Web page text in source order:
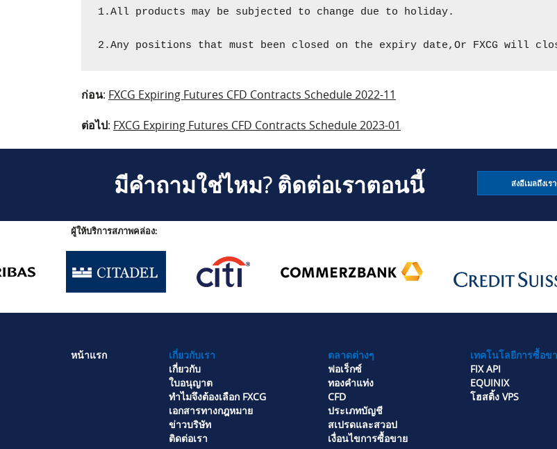
1.All products may be subjected to change due to holiday.
2.Any positions that must been closed on the expiry date,Or FXCG will
ก่อน: FXCG Expiring Futures CFD Contracts Schedule 2022-11
ต่อไป: FXCG Expiring Futures CFD Contracts Schedule 2023-01
มีคำถามใช่ไหม? ติดต่อเราตอนนี้ ส่งอีเมลถึงเร
ผู้ให้บริการสภาพคล่อง:
หน้าแรก
เกี่ยวกับเรา
เกี่ยวกับ
ใบอนุญาต
ทำไมจึงต้องเลือก FXCG
เอกสารทางกฎหมาย
ข่าวบริษัท
ติดต่อเรา
ตลาดต่างๆ
ฟอเร็กซ์
ทองคำแท่ง
CFD
ประเภทบัญชี
สเปรดและสวอป
เงื่อนไขการซื้อขาย
เทคโนโลยีการซื้อข
FIX API
EQUINIX
โฮสติ้ง VPS